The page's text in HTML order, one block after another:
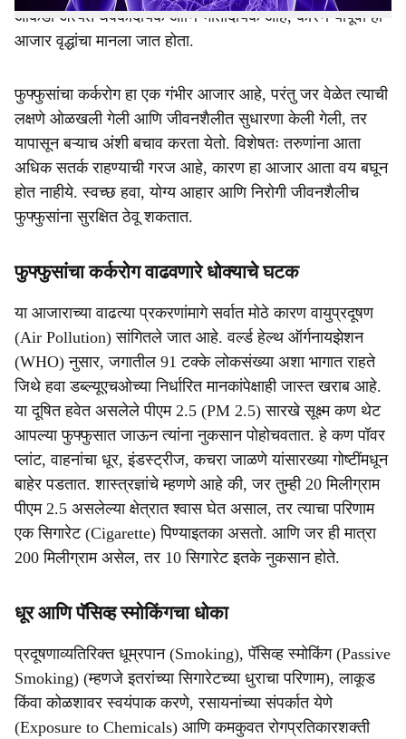
आकडा अत्यंत धक्कादायक आणि भीतीदायक आहे, कारण यापूर्वी हा
आजार वृद्धांचा मानला जात होता.
फुफ्फुसांचा कर्करोग हा एक गंभीर आजार आहे, परंतु जर वेळेत त्याची
लक्षणे ओळखली गेली आणि जीवनशैलीत सुधारणा केली गेली, तर
यापासून बऱ्याच अंशी बचाव करता येतो. विशेषतः तरुणांना आता
अधिक सतर्क राहण्याची गरज आहे, कारण हा आजार आता वय बघून
होत नाहीये. स्वच्छ हवा, योग्य आहार आणि निरोगी जीवनशैलीच
फुफ्फुसांना सुरक्षित ठेवू शकतात.
फुफ्फुसांचा कर्करोग वाढवणारे धोक्याचे घटक
या आजाराच्या वाढत्या प्रकरणांमागे सर्वात मोठे कारण वायुप्रदूषण
(Air Pollution) सांगितले जात आहे. वर्ल्ड हेल्थ ऑर्गनायझेशन
(WHO) नुसार, जगातील 91 टक्के लोकसंख्या अशा भागात राहते
जिथे हवा डब्ल्यूएचओच्या निर्धारित मानकांपेक्षाही जास्त खराब आहे.
या दूषित हवेत असलेले पीएम 2.5 (PM 2.5) सारखे सूक्ष्म कण थेट
आपल्या फुफ्फुसात जाऊन त्यांना नुकसान पोहोचवतात. हे कण पॉवर
प्लांट, वाहनांचा धूर, इंडस्ट्रीज, कचरा जाळणे यांसारख्या गोष्टींमधून
बाहेर पडतात. शास्त्रज्ञांचे म्हणणे आहे की, जर तुम्ही 20 मिलीग्राम
पीएम 2.5 असलेल्या क्षेत्रात श्वास घेत असाल, तर त्याचा परिणाम
एक सिगारेट (Cigarette) पिण्याइतका असतो. आणि जर ही मात्रा
200 मिलीग्राम असेल, तर 10 सिगारेट इतके नुकसान होते.
धूर आणि पॅसिव्ह स्मोकिंगचा धोका
प्रदूषणाव्यतिरिक्त धूम्रपान (Smoking), पॅसिव्ह स्मोकिंग (Passive
Smoking) (म्हणजे इतरांच्या सिगारेटच्या धुराचा परिणाम), लाकूड
किंवा कोळशावर स्वयंपाक करणे, रसायनांच्या संपर्कात येणे
(Exposure to Chemicals) आणि कमकुवत रोगप्रतिकारशक्ती